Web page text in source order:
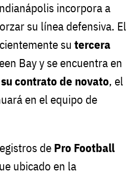
incorpora a
su línea defensiva. El
su tercera
Bay y se encuentra en
contrato de novato, el
en el equipo de
de Pro Football
ubicado en la